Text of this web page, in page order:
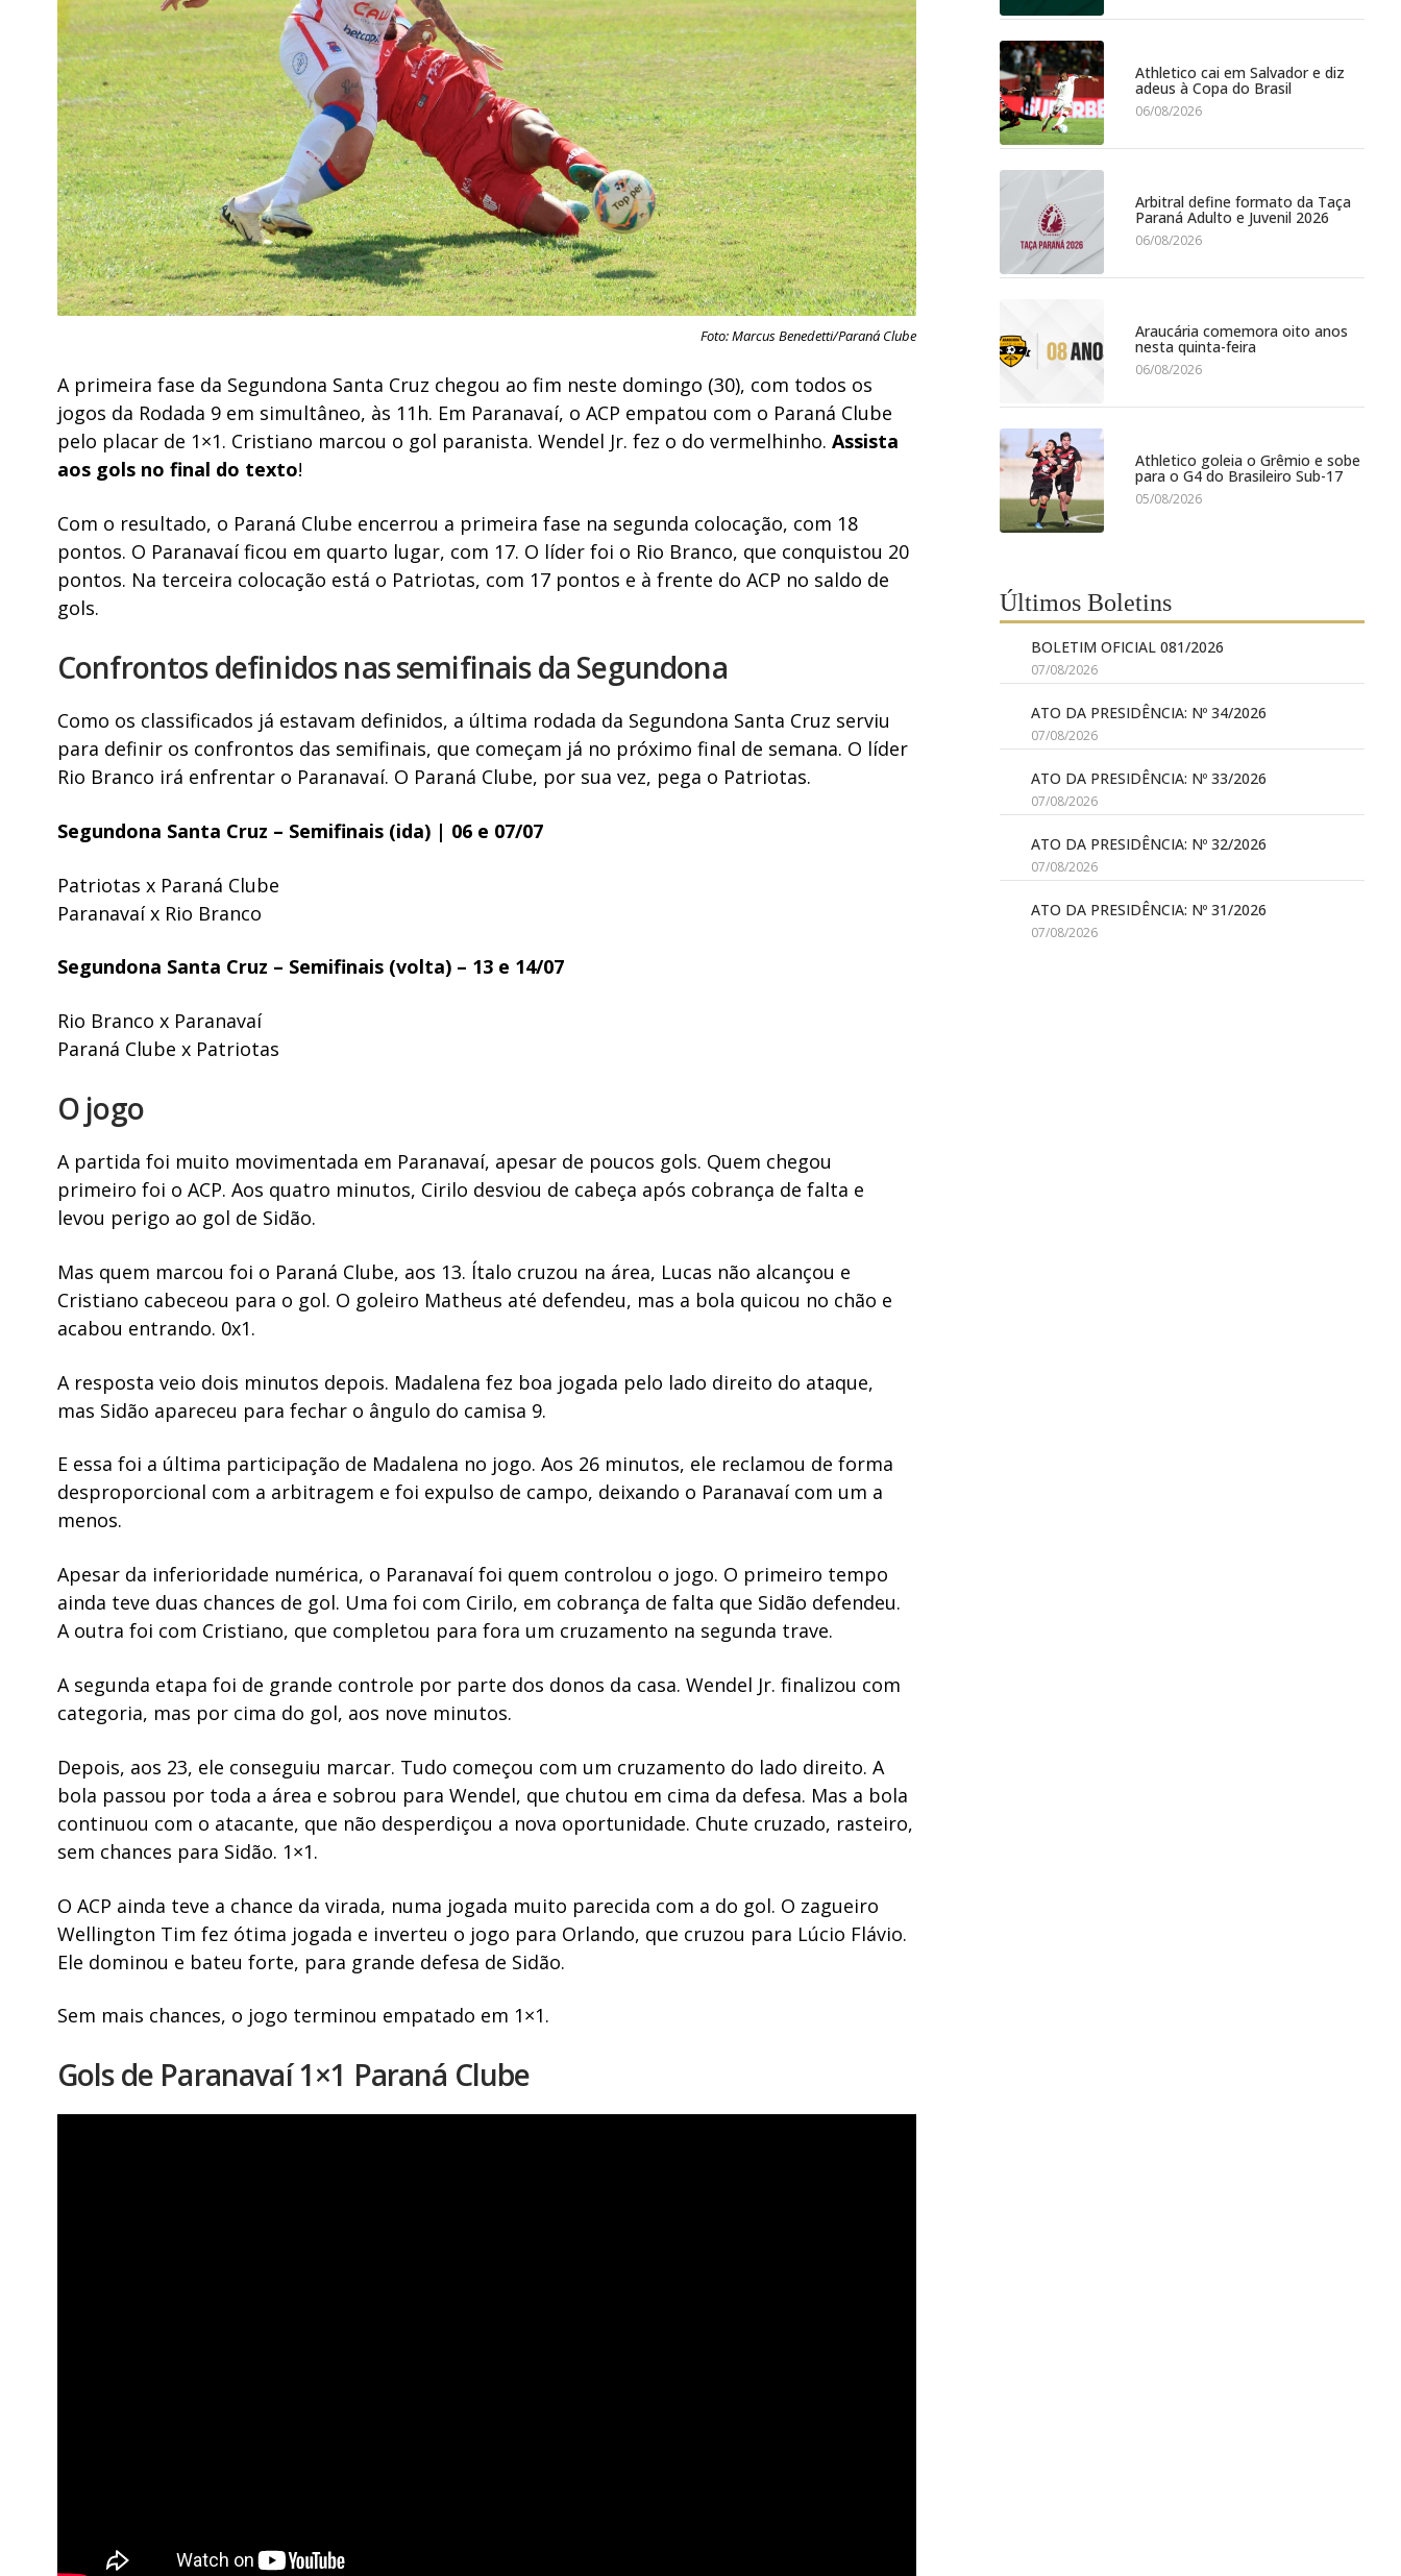
Foto: Marcus Benedetti/Paraná Clube
A primeira fase da Segundona Santa Cruz chegou ao fim neste domingo (30), com todos os
jogos da Rodada 9 em simultâneo, às 11h. Em Paranavaí, o ACP empatou com o Paraná Clube
pelo placar de 1×1. Cristiano marcou o gol paranista. Wendel Jr. fez o do vermelhinho.Assista
aos gols no final do texto!
Com o resultado, o Paraná Clube encerrou a primeira fase na segunda colocação, com 18
pontos. O Paranavaí ficou em quarto lugar, com 17. O líder foi o Rio Branco, que conquistou 20
pontos. Na terceira colocação está o Patriotas, com 17 pontos e à frente do ACP no saldo de
gols.
Confrontos definidos nas semifinais da Segundona
Como os classificados já estavam definidos, a última rodada da Segundona Santa Cruz serviu
para definir os confrontos das semifinais, que começam já no próximo final de semana. O líder
Rio Branco irá enfrentar o Paranavaí. O Paraná Clube, por sua vez, pega o Patriotas.
Segundona Santa Cruz – Semifinais (ida) | 06 e 07/07
Patriotas x Paraná Clube
Paranavaí x Rio Branco
Segundona Santa Cruz – Semifinais (volta) – 13 e 14/07
Rio Branco x Paranavaí
Paraná Clube x Patriotas
O jogo
A partida foi muito movimentada em Paranavaí, apesar de poucos gols. Quem chegou
primeiro foi o ACP. Aos quatro minutos, Cirilo desviou de cabeça após cobrança de falta e
levou perigo ao gol de Sidão.
Mas quem marcou foi o Paraná Clube, aos 13. Ítalo cruzou na área, Lucas não alcançou e
Cristiano cabeceou para o gol. O goleiro Matheus até defendeu, mas a bola quicou no chão e
acabou entrando. 0x1.
A resposta veio dois minutos depois. Madalena fez boa jogada pelo lado direito do ataque,
mas Sidão apareceu para fechar o ângulo do camisa 9.
E essa foi a última participação de Madalena no jogo. Aos 26 minutos, ele reclamou de forma
desproporcional com a arbitragem e foi expulso de campo, deixando o Paranavaí com um a
menos.
Apesar da inferioridade numérica, o Paranavaí foi quem controlou o jogo. O primeiro tempo
ainda teve duas chances de gol. Uma foi com Cirilo, em cobrança de falta que Sidão defendeu.
A outra foi com Cristiano, que completou para fora um cruzamento na segunda trave.
A segunda etapa foi de grande controle por parte dos donos da casa. Wendel Jr. finalizou com
categoria, mas por cima do gol, aos nove minutos.
Depois, aos 23, ele conseguiu marcar. Tudo começou com um cruzamento do lado direito. A
bola passou por toda a área e sobrou para Wendel, que chutou em cima da defesa. Mas a bola
continuou com o atacante, que não desperdiçou a nova oportunidade. Chute cruzado, rasteiro,
sem chances para Sidão. 1×1.
O ACP ainda teve a chance da virada, numa jogada muito parecida com a do gol. O zagueiro
Wellington Tim fez ótima jogada e inverteu o jogo para Orlando, que cruzou para Lúcio Flávio.
Ele dominou e bateu forte, para grande defesa de Sidão.
Sem mais chances, o jogo terminou empatado em 1×1.
Gols de Paranavaí 1×1 Paraná Clube
Athletico cai em Salvador e diz
adeus à Copa do Brasil
06/08/2026
Arbitral define formato da Taça
Paraná Adulto e Juvenil 2026
06/08/2026
Araucária comemora oito anos
nesta quinta-feira
06/08/2026
Athletico goleia o Grêmio e sobe
para o G4 do Brasileiro Sub-17
05/08/2026
Últimos Boletins
BOLETIM OFICIAL 081/2026
07/08/2026
ATO DA PRESIDÊNCIA: Nº 34/2026
07/08/2026
ATO DA PRESIDÊNCIA: Nº 33/2026
07/08/2026
ATO DA PRESIDÊNCIA: Nº 32/2026
07/08/2026
ATO DA PRESIDÊNCIA: Nº 31/2026
07/08/2026